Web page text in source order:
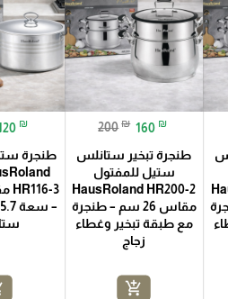
200 ₪ 160 ₪
طنجرة تبخير ستانلس
ستيل للمفتول
HausRoland HR200-2
مقاس 26 سم – طنجرة
مع طبقة تبخير وغطاء
زجاج
add_shopping_cart
₪
طنجرة